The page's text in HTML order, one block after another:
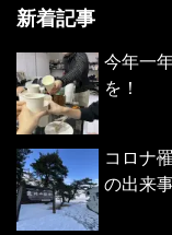
新着記事
今年一
を！
コロナ
の出来